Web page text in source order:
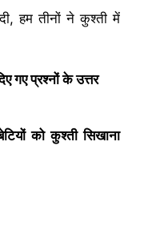
हम तीनों ने कुश्ती में
गए प्रश्नों के उत्तर
को कुश्ती सिखाना